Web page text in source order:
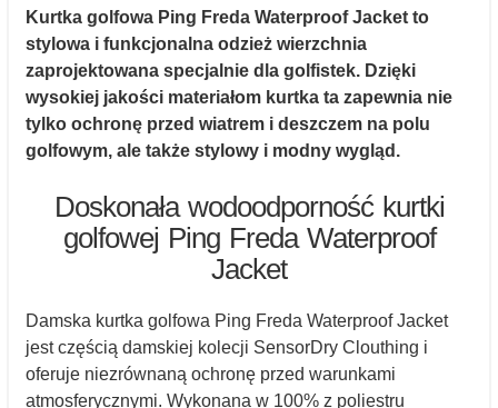
Kurtka golfowa Ping Freda Waterproof Jacket to
stylowa i funkcjonalna odzież wierzchnia
zaprojektowana specjalnie dla golfistek. Dzięki
wysokiej jakości materiałom kurtka ta zapewnia nie
tylko ochronę przed wiatrem i deszczem na polu
golfowym, ale także stylowy i modny wygląd.
Doskonała wodoodporność kurtki
golfowej Ping Freda Waterproof
Jacket
Damska kurtka golfowa Ping Freda Waterproof Jacket
jest częścią damskiej kolecji SensorDry Clouthing i
oferuje niezrównaną ochronę przed warunkami
atmosferycznymi. Wykonana w 100% z poliestru